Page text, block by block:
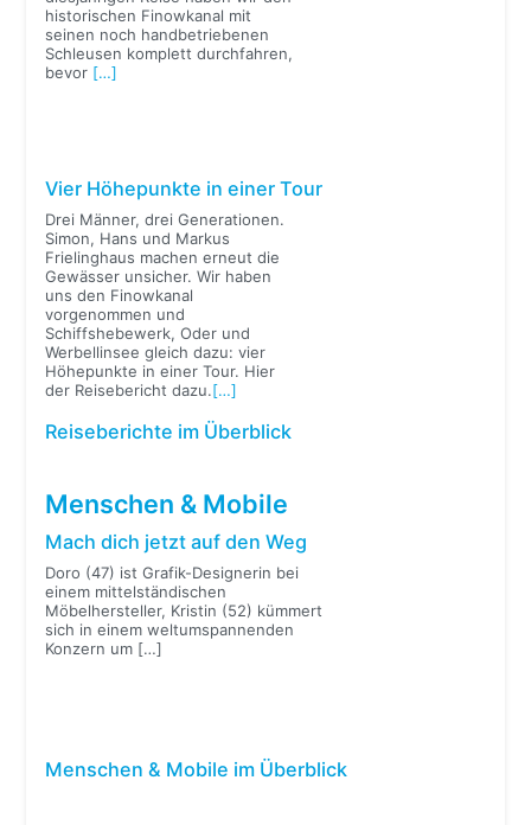
historischen Finowkanal mit
seinen noch handbetriebenen
Schleusen komplett durchfahren,
bevor […]
Vier Höhepunkte in einer Tour
Drei Männer, drei Generationen.
Simon, Hans und Markus
Frielinghaus machen erneut die
Gewässer unsicher. Wir haben
uns den Finowkanal
vorgenommen und
Schiffshebewerk, Oder und
Werbellinsee gleich dazu: vier
Höhepunkte in einer Tour. Hier
der Reisebericht dazu.[…]
Reiseberichte im Überblick
Menschen & Mobile
Mach dich jetzt auf den Weg
Doro (47) ist Grafik-Designerin bei
einem mittelständischen
Möbelhersteller, Kristin (52) kümmert
sich in einem weltumspannenden
Konzern um […]
Menschen & Mobile im Überblick